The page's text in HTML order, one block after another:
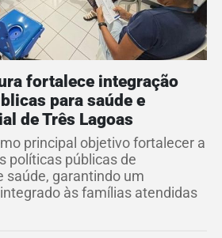
fortalece integração
para saúde e
de Três Lagoas
principal objetivo fortalecer a
políticas públicas de
saúde, garantindo um
às famílias atendidas